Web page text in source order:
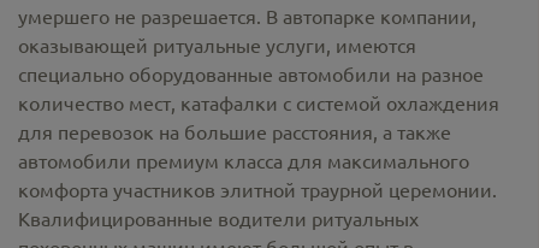
умершего не разрешается. В автопарке компании,
оказывающей ритуальные услуги, имеются
специально оборудованные автомобили на разное
количество мест, катафалки с системой охлаждения
для перевозок на большие расстояния, а также
автомобили премиум класса для максимального
комфорта участников элитной траурной церемонии.
Квалифицированные водители ритуальных